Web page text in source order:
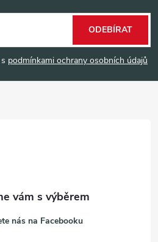
podmínkami ochrany osobních údajů
ODEBÍRAT
nás na Facebooku